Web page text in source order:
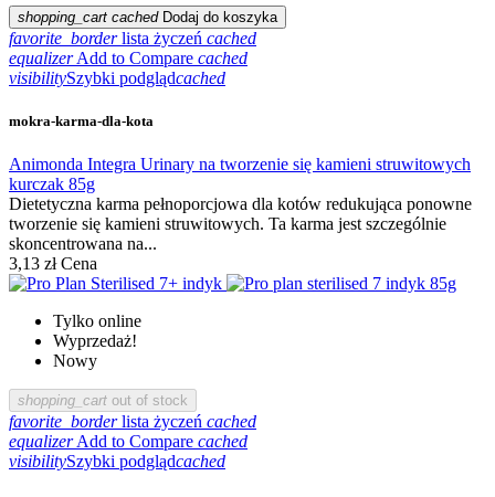
shopping_cart cached Dodaj do koszyka
favorite_border lista życzeń cached
equalizer Add to Compare cached
visibilitySzybki podglądcached
mokra-karma-dla-kota
Animonda Integra Urinary na tworzenie się kamieni struwitowych
kurczak 85g
Dietetyczna karma pełnoporcjowa dla kotów redukująca ponowne
tworzenie się kamieni struwitowych. Ta karma jest szczególnie
skoncentrowana na...
3,13 zł Cena
Tylko online
Wyprzedaż!
Nowy
shopping_cart out of stock
favorite_border lista życzeń cached
equalizerAdd to Compare cached
visibilitySzybki podglądcached